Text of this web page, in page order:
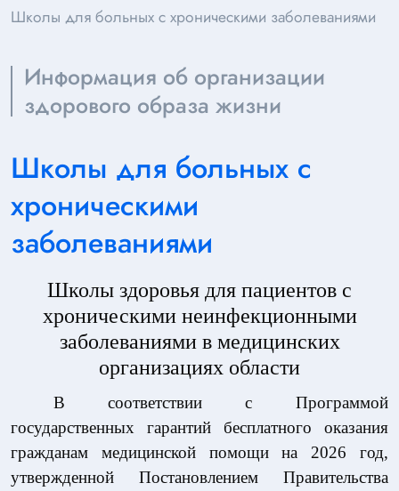
Школы для больных с хроническими заболеваниями
Информация об организации
здорового образа жизни
Школы для больных с
хроническими
заболеваниями
Школы здоровья для пациентов с
хроническими неинфекционными
заболеваниями в медицинских
организациях области
В соответствии с Программой
государственных гарантий бесплатного оказания
гражданам медицинской помощи на 2026 год,
утвержденной Постановлением Правительства